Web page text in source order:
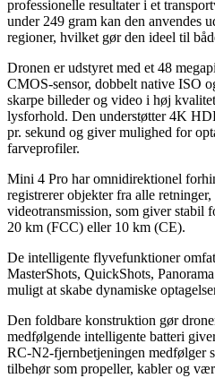
professionelle resultater i et
under 249 gram kan den anvendes
regioner, hvilket gør den ideel til
Dronen er udstyret med et 48
CMOS-sensor, dobbelt native ISO
skarpe billeder og video i høj
lysforhold. Den understøtter 4K
pr. sekund og giver mulighed for
farveprofiler.
Mini 4 Pro har omnidirektionel
registrerer objekter fra alle retninger,
videotransmission, som giver stabil
20 km (FCC) eller 10 km (CE).
De intelligente flyvefunktioner
MasterShots, QuickShots,
muligt at skabe dynamiske
Den foldbare konstruktion gør
medfølgende intelligente batteri
RC-N2-fjernbetjeningen medfølger
tilbehør som propeller, kabler og